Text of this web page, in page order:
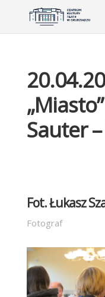
Sauter
Fot. Łukasz
Fotograf